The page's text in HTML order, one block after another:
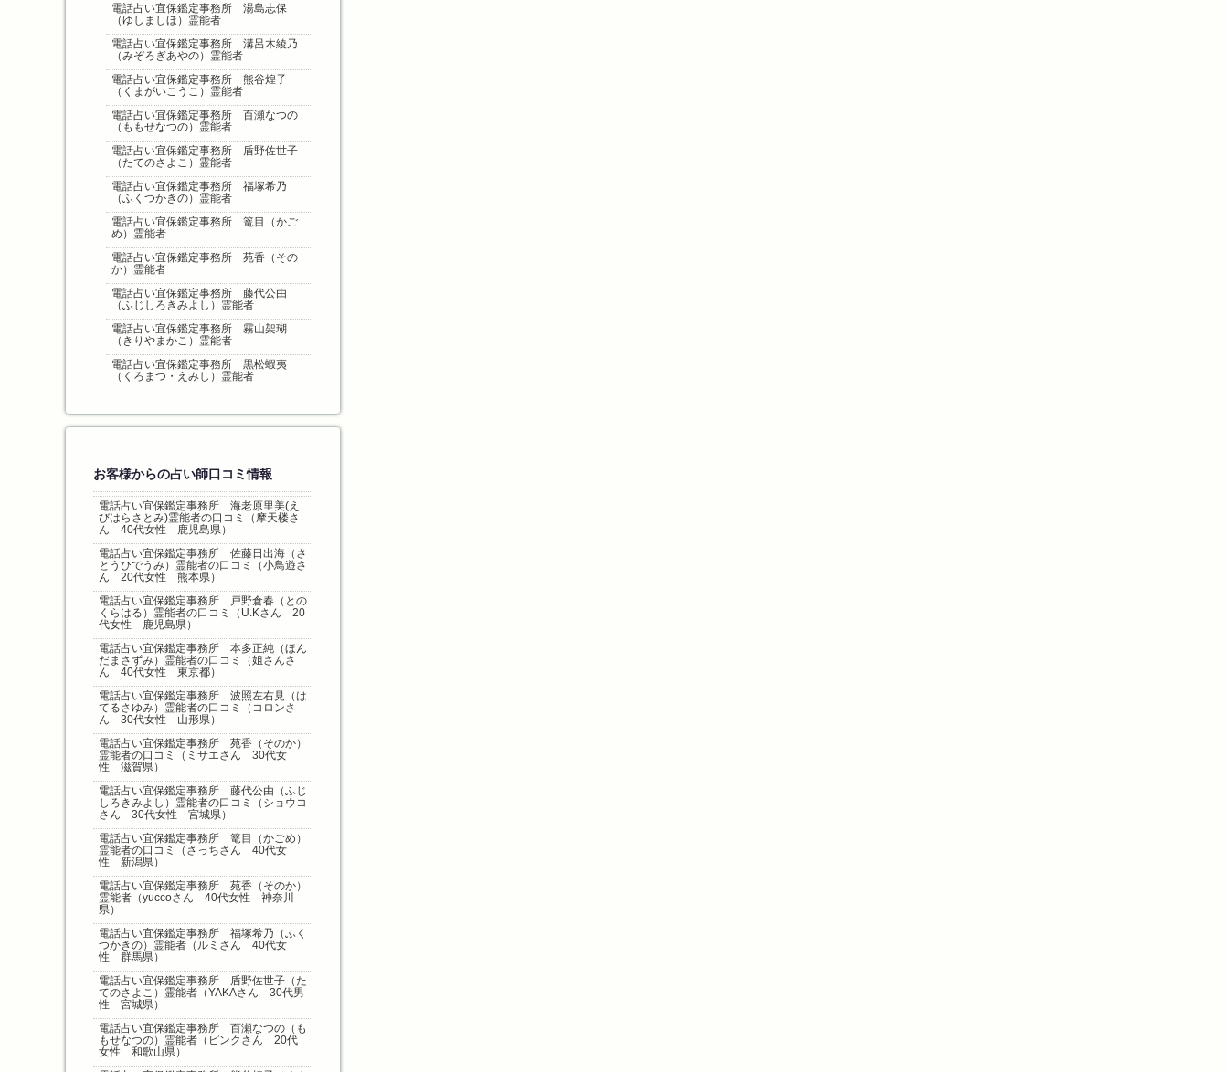
電話占い宜保鑑定事務所 湯島志保
（ゆしましほ）霊能者
電話占い宜保鑑定事務所 溝呂木綾乃
（みぞろぎあやの）霊能者
電話占い宜保鑑定事務所 熊谷煌子
（くまがいこうこ）霊能者
電話占い宜保鑑定事務所 百瀬なつの
（ももせなつの）霊能者
電話占い宜保鑑定事務所 盾野佐世子
（たてのさよこ）霊能者
電話占い宜保鑑定事務所 福塚希乃
（ふくつかきの）霊能者
電話占い宜保鑑定事務所 篭目（かご
め）霊能者
電話占い宜保鑑定事務所 苑香（その
か）霊能者
電話占い宜保鑑定事務所 藤代公由
（ふじしろきみよし）霊能者
電話占い宜保鑑定事務所 霧山架瑚
（きりやまかこ）霊能者
電話占い宜保鑑定事務所 黒松蝦夷
（くろまつ・えみし）霊能者
お客様からの占い師口コミ情報
電話占い宜保鑑定事務所 海老原里美(え
びはらさとみ)霊能者の口コミ（摩天楼さ
ん 40代女性 鹿児島県）
電話占い宜保鑑定事務所 佐藤日出海（さ
とうひでうみ）霊能者の口コミ（小鳥遊さ
ん 20代女性 熊本県）
電話占い宜保鑑定事務所 戸野倉春（との
くらはる）霊能者の口コミ（U.Kさん 20
代女性 鹿児島県）
電話占い宜保鑑定事務所 本多正純（ほん
だまさずみ）霊能者の口コミ（姐さんさ
ん 40代女性 東京都）
電話占い宜保鑑定事務所 波照左右見（は
てるさゆみ）霊能者の口コミ（コロンさ
ん 30代女性 山形県）
電話占い宜保鑑定事務所 苑香（そのか）
霊能者の口コミ（ミサエさん 30代女
性 滋賀県）
電話占い宜保鑑定事務所 藤代公由（ふじ
しろきみよし）霊能者の口コミ（ショウコ
さん 30代女性 宮城県）
電話占い宜保鑑定事務所 篭目（かごめ）
霊能者の口コミ（さっちさん 40代女
性 新潟県）
電話占い宜保鑑定事務所 苑香（そのか）
霊能者（yuccoさん 40代女性 神奈川
県）
電話占い宜保鑑定事務所 福塚希乃（ふく
つかきの）霊能者（ルミさん 40代女
性 群馬県）
電話占い宜保鑑定事務所 盾野佐世子（た
てのさよこ）霊能者（YAKAさん 30代男
性 宮城県）
電話占い宜保鑑定事務所 百瀬なつの（も
もせなつの）霊能者（ピンクさん 20代
女性 和歌山県）